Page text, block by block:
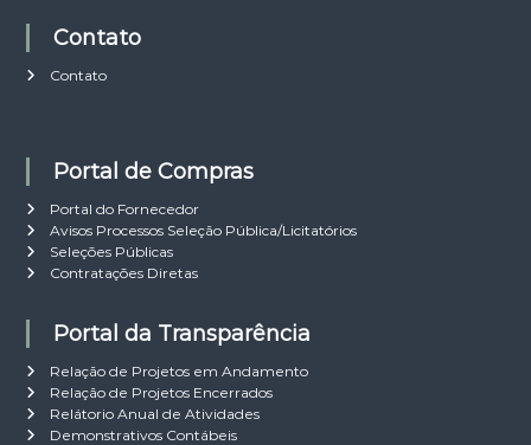
Contato
Contato
Portal de Compras
Portal do Fornecedor
Avisos Processos Seleção Pública/Licitatórios
Seleções Públicas
Contratações Diretas
Portal da Transparência
Relação de Projetos em Andamento
Relação de Projetos Encerrados
Relátorio Anual de Atividades
Demonstrativos Contábeis